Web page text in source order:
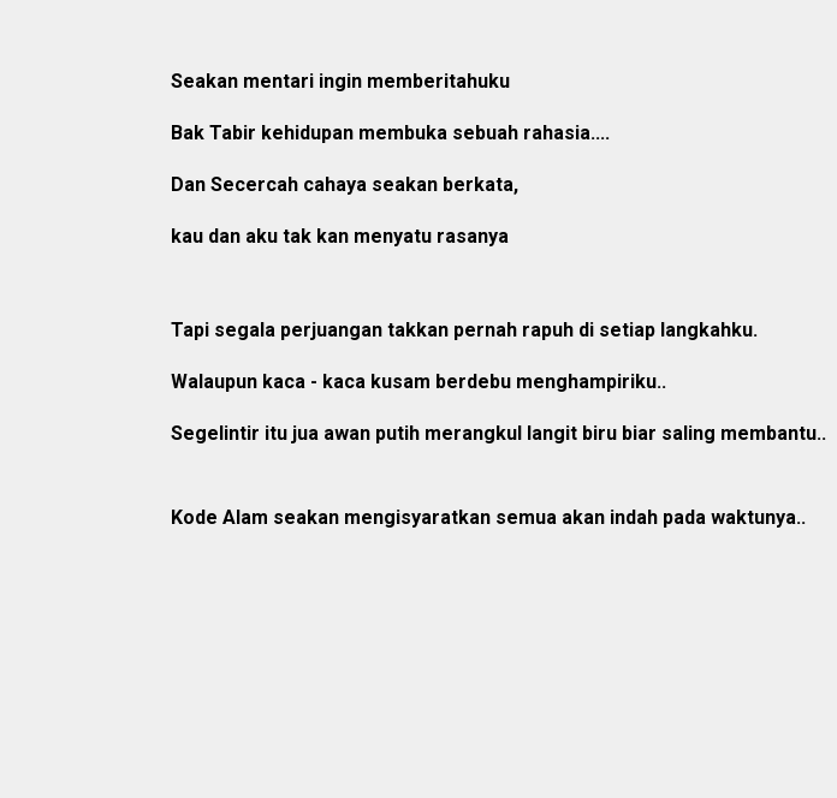
Seakan mentari ingin memberitahuku
Bak Tabir kehidupan membuka sebuah rahasia....
Dan Secercah cahaya seakan berkata,
kau dan aku tak kan menyatu rasanya
Tapi segala perjuangan takkan pernah rapuh di setiap langkahku.
Walaupun kaca - kaca kusam berdebu menghampiriku..
Segelintir itu jua awan putih merangkul langit biru biar saling membantu..
Kode Alam seakan mengisyaratkan semua akan indah pada waktunya..